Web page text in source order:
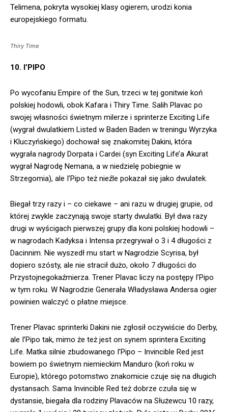
Telimena, pokryta wysokiej klasy ogierem, urodzi konia
europejskiego formatu.
Thiry Time
10. I’PIPO
Po wycofaniu Empire of the Sun, trzeci w tej gonitwie koń
polskiej hodowli, obok Kafara i Thiry Time. Salih Plavac po
swojej własności świetnym milerze i sprinterze Exciting Life
(wygrał dwulatkiem Listed w Baden Baden w treningu Wyrzyka
i Kluczyńskiego) dochował się znakomitej Dakini, która
wygrała nagrody Dorpata i Cardei (syn Exciting Life’a Akurat
wygrał Nagrodę Nemana, a w niedzielę pobiegnie w
Strzegomia), ale I’Pipo też nieźle pokazał się jako dwulatek.
Biegał trzy razy i – co ciekawe – ani razu w drugiej grupie, od
której zwykle zaczynają swoje starty dwulatki. Był dwa razy
drugi w wyścigach pierwszej grupy dla koni polskiej hodowli –
w nagrodach Kadyksa i Intensa przegrywał o 3 i 4 długości z
Dacinnim. Nie wyszedł mu start w Nagrodzie Scyrisa, był
dopiero szósty, ale nie stracił dużo, około 7 długości do
Przystojnegokaźmierza. Trener Plavac liczy na postępy I’Pipo
w tym roku. W Nagrodzie Generała Władysława Andersa ogier
powinien walczyć o płatne miejsce.
Trener Plavac sprinterki Dakini nie zgłosił oczywiście do Derby,
ale I’Pipo tak, mimo że też jest on synem sprintera Exciting
Life. Matka silnie zbudowanego I’Pipo – Invincible Red jest
bowiem po świetnym niemieckim Manduro (koń roku w
Europie), którego potomstwo znakomicie czuje się na długich
dystansach. Sama Invincible Red też dobrze czuła się w
dystansie, biegała dla rodziny Plavaców na Służewcu 10 razy,